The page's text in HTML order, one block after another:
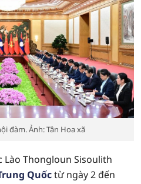
đàm. Ảnh: Tân Hoa xã
Lào Thongloun Sisoulith
Quốctừ ngày 2 đến